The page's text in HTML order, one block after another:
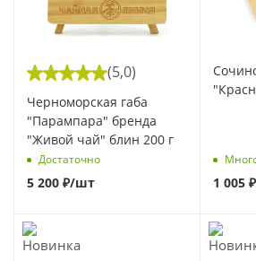
(5,0)
Черноморская габа
"Парампара" бренда
"Живой чай" блин 200 г
Достаточно
5 200 ₽/шт 1 005 ₽